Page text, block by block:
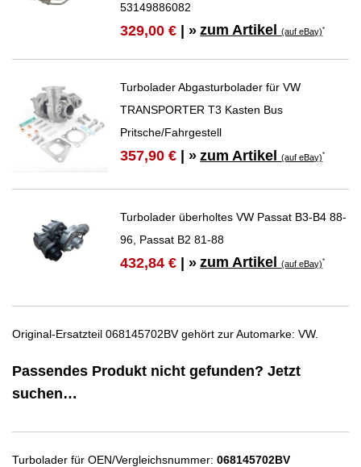
53149886082
329,00 € | » zum Artikel(auf eBay)*
Turbolader Abgasturbolader für VW
TRANSPORTER T3 Kasten Bus
Pritsche/Fahrgestell
357,90 € | » zum Artikel(auf eBay)*
Turbolader überholtes VW Passat B3-B4 88-
96, Passat B2 81-88
432,84 € | » zum Artikel(auf eBay)*
Original-Ersatzteil 068145702BV gehört zur Automarke: VW.
Passendes Produkt nicht gefunden? Jetzt
suchen…
Turbolader für OEN/Vergleichsnummer: 068145702BV